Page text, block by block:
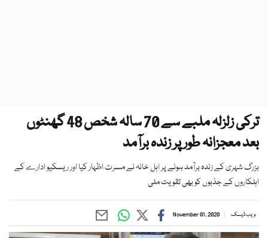
ترکی زلزلہ ملبے سے 70 سالہ شخص 48 گھنٹوں
بعد معجزانہ طور پر زندہ برآمد
بزرگ شہری کے زندہ برآمد ہونے پر اہل خانہ نے مسرت اظہار کیا اور ریسکیو ادارے کے
اہلکاروں کے جذبوں کو بھی تقویت ملی
ویب ڈیسک November 01, 2020